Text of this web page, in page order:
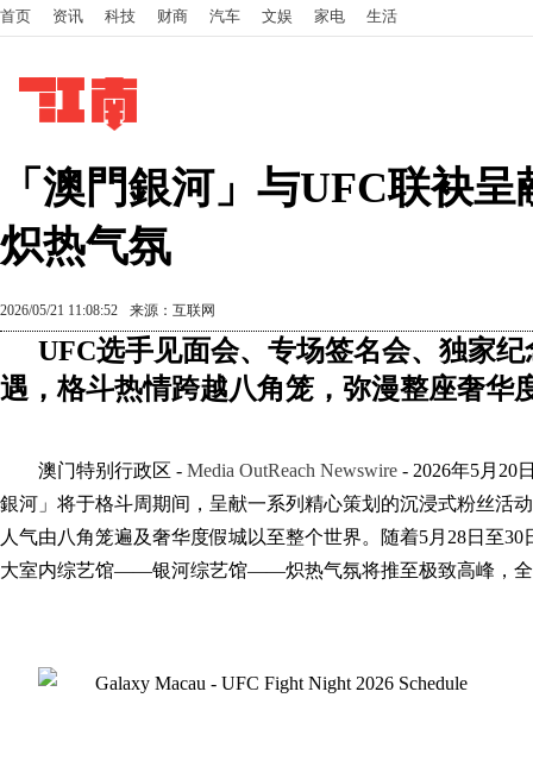
首页 资讯 科技 财商 汽车 文娱 家电 生活
「澳門銀河」与UFC联袂
炽热气氛
2026/05/21 11:08:52 来源：互联网
UFC选手见面会、专场签名会、独家
遇，格斗热情跨越八角笼，弥漫整座奢华
澳门特别行政区 - Media OutReach Newswire - 2026年5月20
銀河」将于格斗周期间，呈献一系列精心策划的沉浸式粉丝活
人气由八角笼遍及奢华度假城以至整个世界。随着5月28日至
大室内综艺馆——银河综艺馆——炽热气氛将推至极致高峰，全